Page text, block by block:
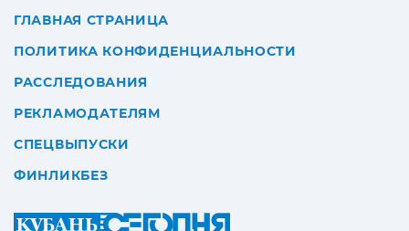
ГЛАВНАЯ СТРАНИЦА
ПОЛИТИКА КОНФИДЕНЦИАЛЬНОСТИ
РАССЛЕДОВАНИЯ
РЕКЛАМОДАТЕЛЯМ
СПЕЦВЫПУСКИ
ФИНЛИКБЕЗ